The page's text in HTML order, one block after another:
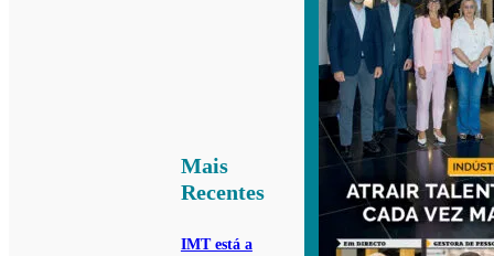
Mais
Recentes
IMT está a